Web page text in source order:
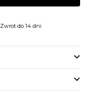
Zwrot do 14 dni